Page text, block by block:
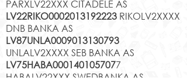
PARXLV22XXX CITADELE AS
LV22RIKO0002013192223 RIKOLV2XXXX
DNB BANKA AS
LV87UNLA0009013130793
UNLALV2XXXX SEB BANKA AS
LV75HABA0001401057077
HABALV22XXX SWEDBANKA AS